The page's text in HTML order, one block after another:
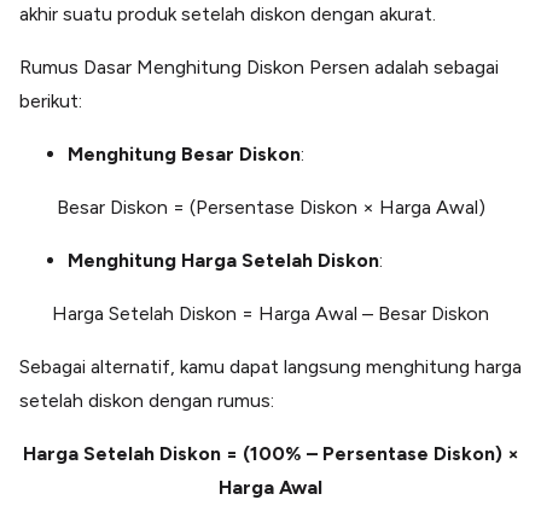
akhir suatu produk setelah diskon dengan akurat.
Rumus Dasar Menghitung Diskon Persen adalah sebagai
berikut:
Menghitung Besar Diskon:
Besar Diskon = (Persentase Diskon × Harga Awal)
Menghitung Harga Setelah Diskon:
Harga Setelah Diskon = Harga Awal – Besar Diskon
Sebagai alternatif, kamu dapat langsung menghitung harga
setelah diskon dengan rumus:
Harga Setelah Diskon = (100% – Persentase Diskon) ×
Harga Awal